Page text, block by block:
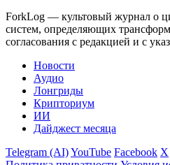
ForkLog — культовый журнал о
систем, определяющих
согласования с редакцией и с
Новости
Аудио
Лонгриды
Крипториум
ИИ
Дайджест месяца
Telegram (AI)YouTube Facebook X